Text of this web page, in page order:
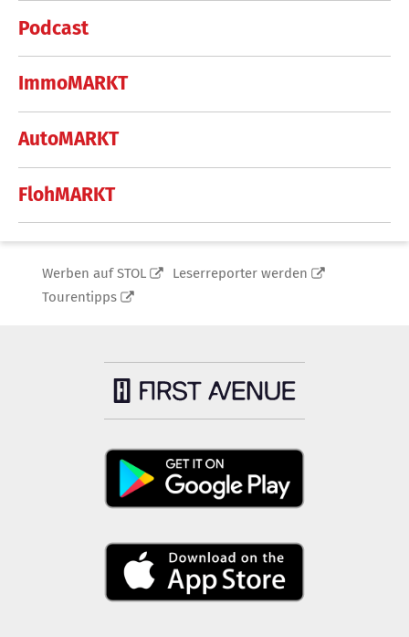
Podcast
ImmoMARKT
AutoMARKT
FlohMARKT
Werben auf STOL
Leserreporter werden
Tourentipps